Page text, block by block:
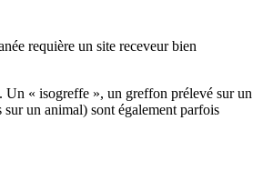
requière un site receveur bien
Un « isogreffe », un greffon prélevé sur un
un animal) sont également parfois